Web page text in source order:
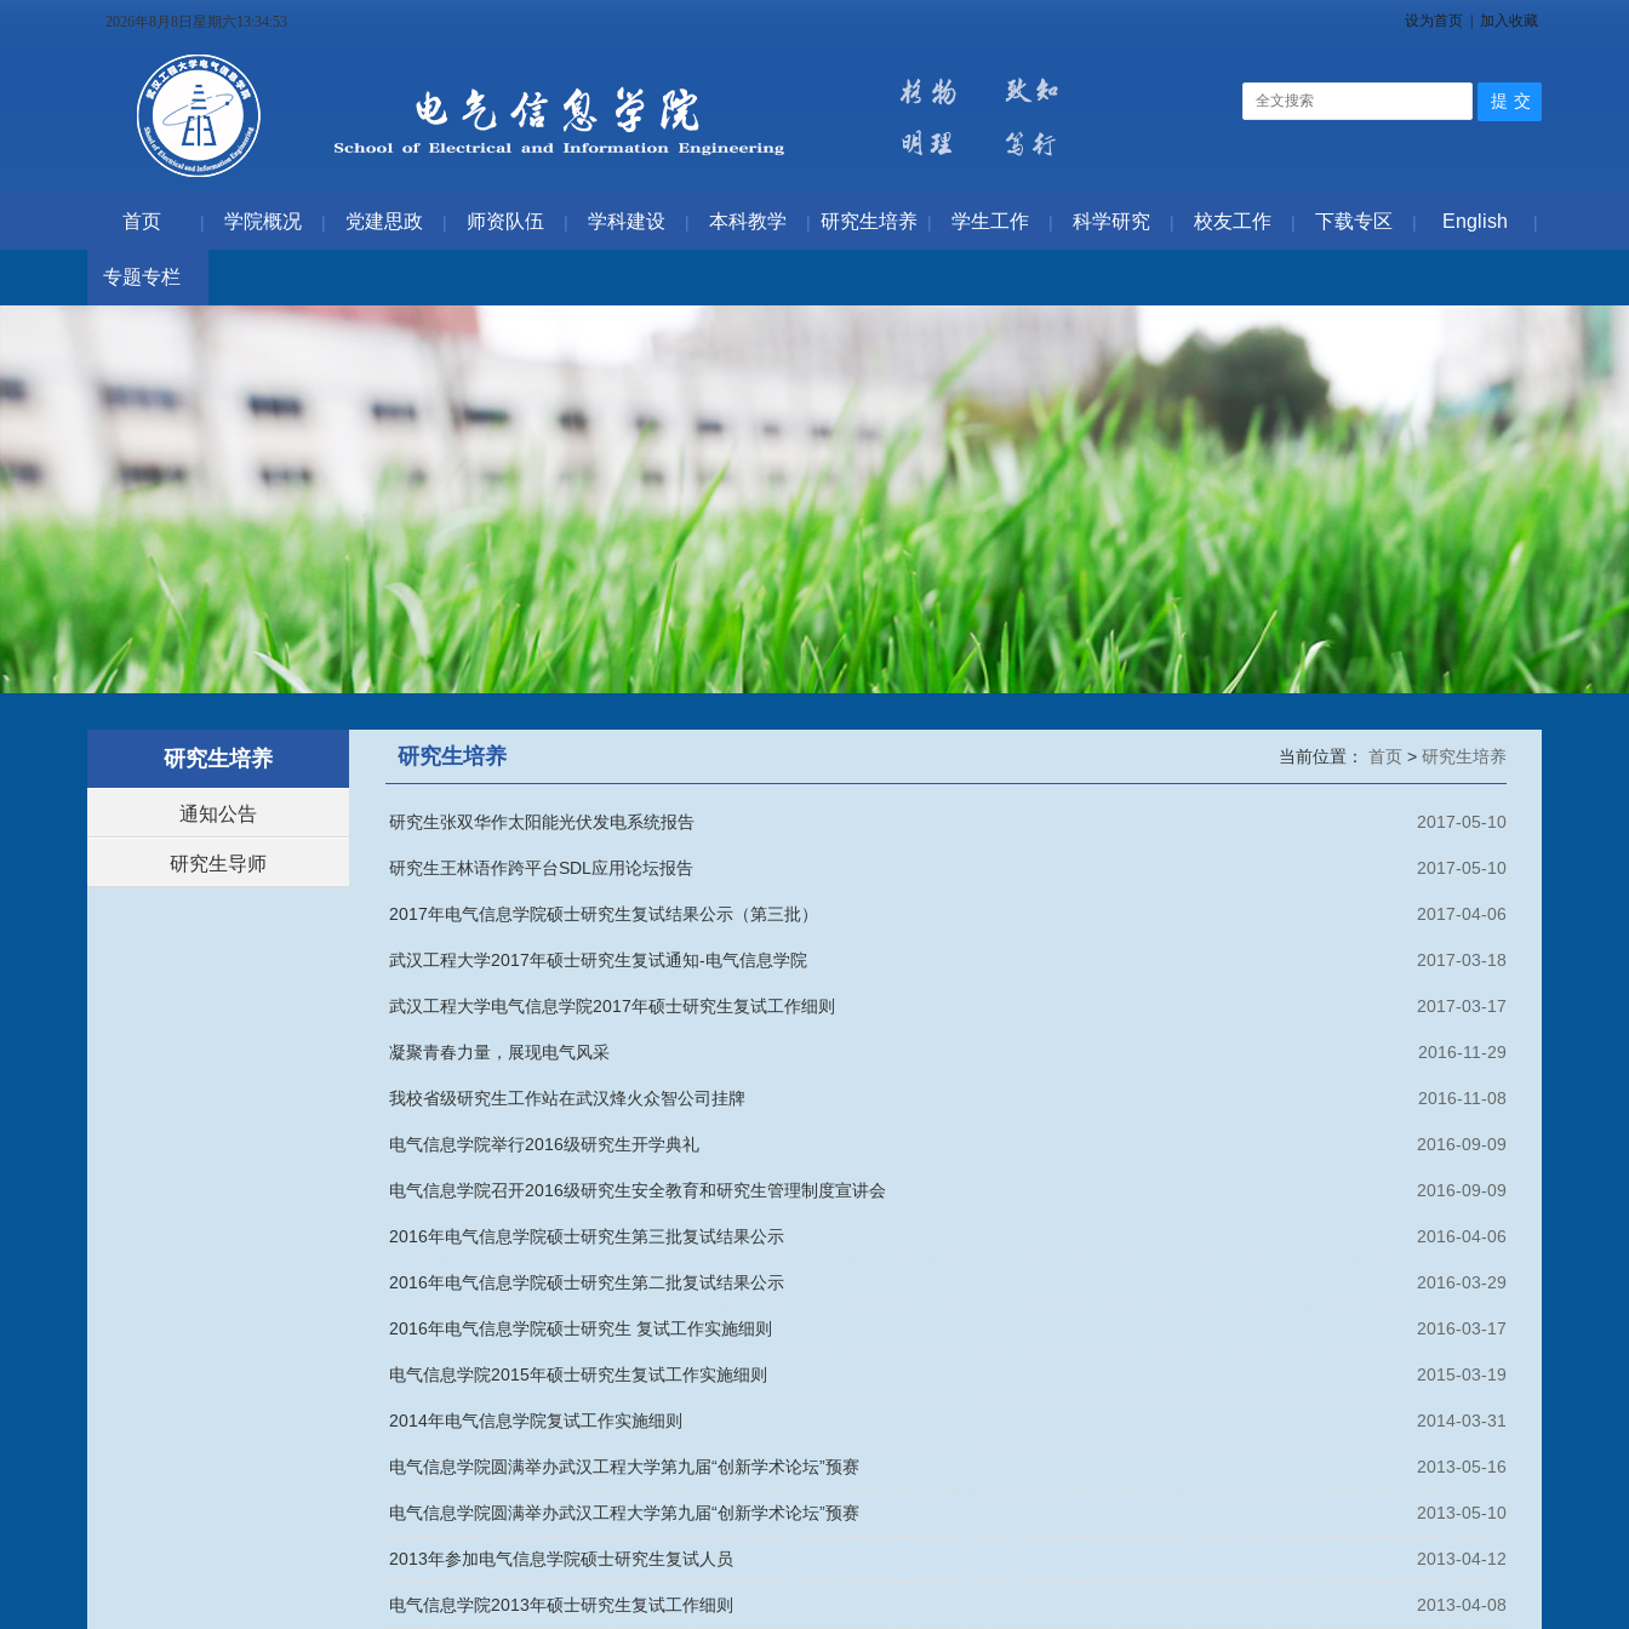
2026年8月8日星期六13:34:53 设为首页 加入收藏
首页 | 学院概况 | 党建思政 | 师资队伍 | 学科建设 | 本科教学 | 研究生培养 | 学生工作 | 科学研究 | 校友工作 | 下载专区 | English |
专题专栏
研究生培养
通知公告
研究生导师
研究生培养 当前位置： 首页 > 研究生培养
研究生张双华作太阳能光伏发电系统报告 2017-05-10
研究生王林语作跨平台SDL应用论坛报告 2017-05-10
2017年电气信息学院硕士研究生复试结果公示（第三批） 2017-04-06
武汉工程大学2017年硕士研究生复试通知-电气信息学院 2017-03-18
武汉工程大学电气信息学院2017年硕士研究生复试工作细则 2017-03-17
凝聚青春力量，展现电气风采 2016-11-29
我校省级研究生工作站在武汉烽火众智公司挂牌 2016-11-08
电气信息学院举行2016级研究生开学典礼 2016-09-09
电气信息学院召开2016级研究生安全教育和研究生管理制度宣讲会 2016-09-09
2016年电气信息学院硕士研究生第三批复试结果公示 2016-04-06
2016年电气信息学院硕士研究生第二批复试结果公示 2016-03-29
2016年电气信息学院硕士研究生 复试工作实施细则 2016-03-17
电气信息学院2015年硕士研究生复试工作实施细则 2015-03-19
2014年电气信息学院复试工作实施细则 2014-03-31
电气信息学院圆满举办武汉工程大学第九届“创新学术论坛”预赛 2013-05-16
电气信息学院圆满举办武汉工程大学第九届“创新学术论坛”预赛 2013-05-10
2013年参加电气信息学院硕士研究生复试人员 2013-04-12
电气信息学院2013年硕士研究生复试工作细则 2013-04-08